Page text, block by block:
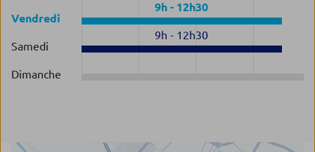
Vendredi
9h - 12h30
Samedi
9h - 12h30
Dimanche